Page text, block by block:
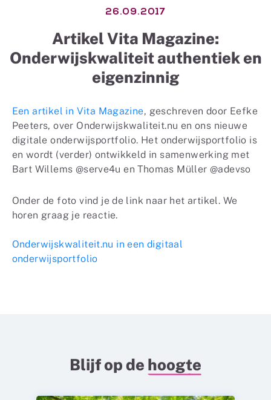
26.09.2017
Artikel Vita Magazine:
Onderwijskwaliteit authentiek en
eigenzinnig
Een artikel in Vita Magazine, geschreven door Eefke
Peeters, over Onderwijskwaliteit.nu en ons nieuwe
digitale onderwijsportfolio. Het onderwijsportfolio is
en wordt (verder) ontwikkeld in samenwerking met
Bart Willems @serve4u en Thomas Müller @adevso
Onder de foto vind je de link naar het artikel. We
horen graag je reactie.
Onderwijskwaliteit.nu in een digitaal
onderwijsportfolio
Blijf op de hoogte